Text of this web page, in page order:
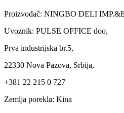
Proizvođač: NINGBO DELI
Uvoznik: PULSE OFFICE doo,
Prva industrijska br.5,
22330 Nova Pazova, Srbija,
+381 22 215 0 727
Zemlja porekla: Kina